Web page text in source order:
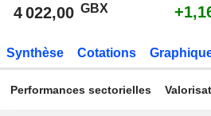
4 022,00 GBX
Synthèse Cotations
Performances sectorielles